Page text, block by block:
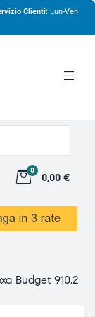
Clienti: Lun-Ven
0
0,00 €
Budget 910.2